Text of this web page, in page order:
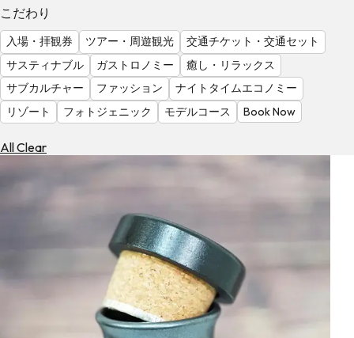
調
べ
る
天
気
を
見
る
こだわり
入場・拝観券 ツアー・周遊観光
交通チケット・交通セット
サスティナブル
ガストロノミー
癒し・リラックス
サブカルチャー
ファッション
ナイトタイムエコノミー
リゾート
フォトジェニック モデルコース Book Now
All Clear